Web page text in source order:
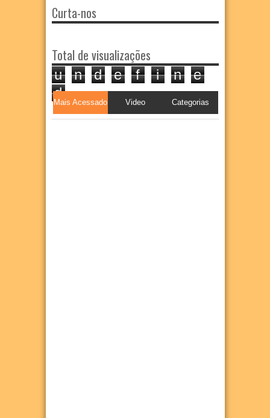
Curta-nos
Total de visualizações
u n d e f i n
e
d
Mais Acessado Video Categorias